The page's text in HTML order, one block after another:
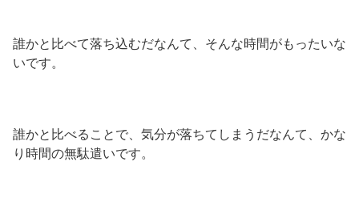
誰かと比べて落ち込むだなんて、そんな時間がもったいな
いです。
誰かと比べることで、気分が落ちてしまうだなんて、かな
り時間の無駄遣いです。